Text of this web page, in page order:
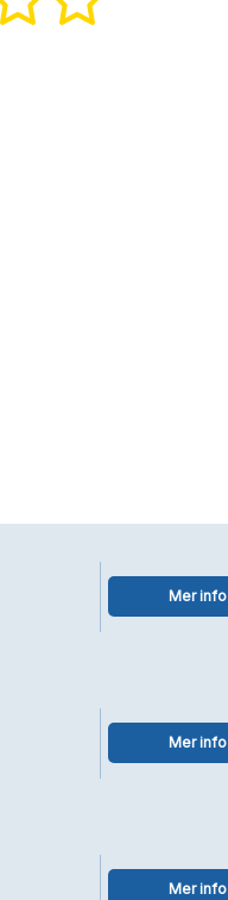
Mer info
Mer info
Mer info